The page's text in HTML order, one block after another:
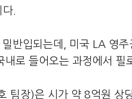
.
반입되는데, 미국 LA 영
로 들어오는 과정에서 필
팀장)은 시가 약 8억원